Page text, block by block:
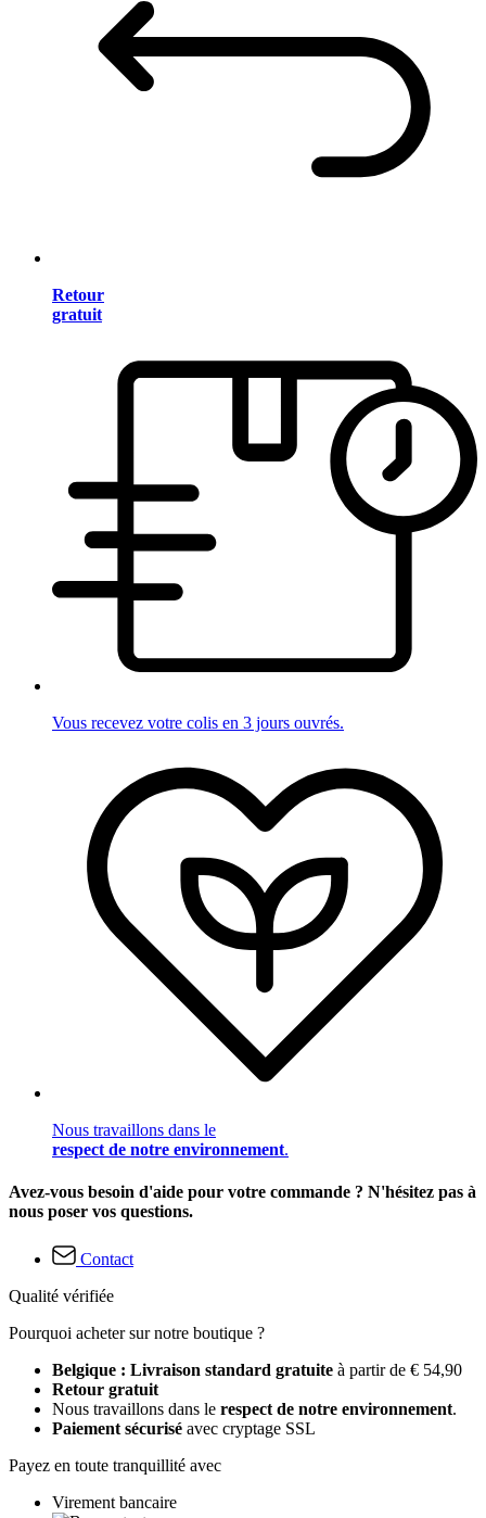
Retour
gratuit
Vous recevez votre colis en 3 jours ouvrés.
Nous travaillons dans le
respect de notre environnement.
Avez-vous besoin d'aide pour votre commande ? N'hésitez pas à
nous poser vos questions.
Contact
Qualité vérifiée
Pourquoi acheter sur notre boutique ?
Belgique : Livraison standard gratuite à partir de € 54,90
Retour gratuit
Nous travaillons dans le respect de notre environnement.
Paiement sécurisé avec cryptage SSL
Payez en toute tranquillité avec
Virement bancaire